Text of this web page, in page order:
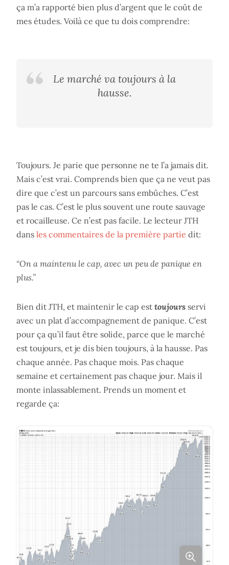
ça m’a rapporté bien plus d’argent que le coût de
mes études. Voilà ce que tu dois comprendre:
Le marché va toujours à la
hausse.
Toujours. Je parie que personne ne te l’a jamais dit.
Mais c’est vrai. Comprends bien que ça ne veut pas
dire que c’est un parcours sans embûches. C’est
pas le cas. C’est le plus souvent une route sauvage
et rocailleuse. Ce n’est pas facile. Le lecteur JTH
dans les commentaires de la première partie dit:
“On a maintenu le cap, avec un peu de panique en
plus.”
Bien dit JTH, et maintenir le cap est toujours servi
avec un plat d’accompagnement de panique. C’est
pour ça qu’il faut être solide, parce que le marché
est toujours, et je dis bien toujours, à la hausse. Pas
chaque année. Pas chaque mois. Pas chaque
semaine et certainement pas chaque jour. Mais il
monte inlassablement. Prends un moment et
regarde ça: